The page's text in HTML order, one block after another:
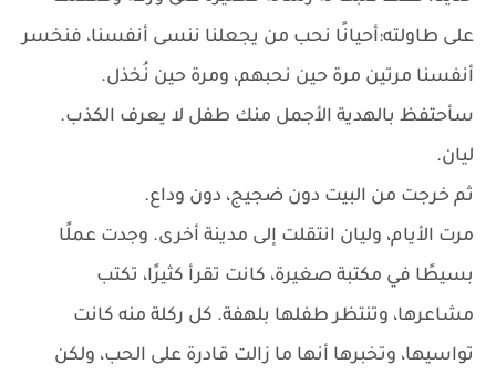
على طاولته:أحيانًا نحب من يجعلنا ننسى أنفسنا، فنخسر
أنفسنا مرتين مرة حين نحبهم، ومرة حين نُخذل.
سأحتفظ بالهدية الأجمل منك طفل لا يعرف الكذب.
ليان.
ثم خرجت من البيت دون ضجيج، دون وداع.
مرت الأيام، وليان انتقلت إلى مدينة أخرى. وجدت عملًا
بسيطًا في مكتبة صغيرة، كانت تقرأ كثيرًا، تكتب
مشاعرها، وتنتظر طفلها بلهفة. كل ركلة منه كانت
تواسيها، وتخبرها أنها ما زالت قادرة على الحب، ولكن